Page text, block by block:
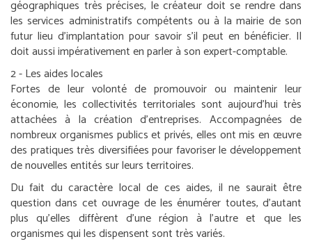
géographiques très précises, le créateur doit se rendre dans
les services administratifs compétents ou à la mairie de son
futur lieu d’implantation pour savoir s’il peut en bénéficier. Il
doit aussi impérativement en parler à son expert-comptable.
2 - Les aides locales
Fortes de leur volonté de promouvoir ou maintenir leur
économie, les collectivités territoriales sont aujourd’hui très
attachées à la création d’entreprises. Accompagnées de
nombreux organismes publics et privés, elles ont mis en œuvre
des pratiques très diversifiées pour favoriser le développement
de nouvelles entités sur leurs territoires.
Du fait du caractère local de ces aides, il ne saurait être
question dans cet ouvrage de les énumérer toutes, d’autant
plus qu’elles diffèrent d’une région à l’autre et que les
organismes qui les dispensent sont très variés.